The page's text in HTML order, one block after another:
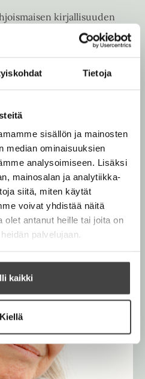
Tietoja
sisällön ja mainosten
median ominaisuuksien
analysoimiseen. Lisäksi
mainosalan ja analytiikka-
siitä, miten käytät
voivat yhdistää näitä
olet antanut heille tai joita on
palvelujaan.
kaikki
Kiellä
kirjallisuuden
ajan ilmiöihin pureutuvat
vilkkaan